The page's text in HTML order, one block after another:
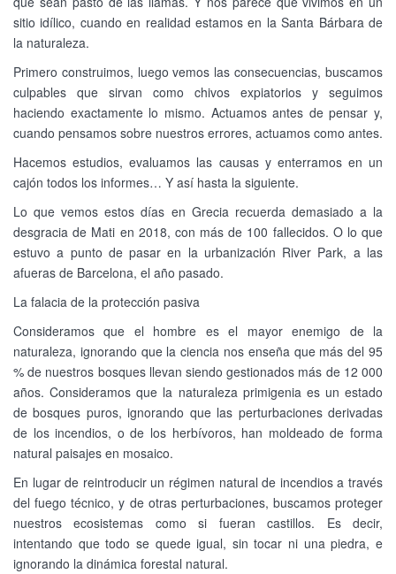
sitio idílico, cuando en realidad estamos en la Santa Bárbara de
la naturaleza.
Primero construimos, luego vemos las consecuencias, buscamos
culpables que sirvan como chivos expiatorios y seguimos
haciendo exactamente lo mismo. Actuamos antes de pensar y,
cuando pensamos sobre nuestros errores, actuamos como antes.
Hacemos estudios, evaluamos las causas y enterramos en un
cajón todos los informes… Y así hasta la siguiente.
Lo que vemos estos días en Grecia recuerda demasiado a la
desgracia de Mati en 2018, con más de 100 fallecidos. O lo que
estuvo a punto de pasar en la urbanización River Park, a las
afueras de Barcelona, el año pasado.
La falacia de la protección pasiva
Consideramos que el hombre es el mayor enemigo de la
naturaleza, ignorando que la ciencia nos enseña que más del 95
% de nuestros bosques llevan siendo gestionados más de 12 000
años. Consideramos que la naturaleza primigenia es un estado
de bosques puros, ignorando que las perturbaciones derivadas
de los incendios, o de los herbívoros, han moldeado de forma
natural paisajes en mosaico.
En lugar de reintroducir un régimen natural de incendios a través
del fuego técnico, y de otras perturbaciones, buscamos proteger
nuestros ecosistemas como si fueran castillos. Es decir,
intentando que todo se quede igual, sin tocar ni una piedra, e
ignorando la dinámica forestal natural.